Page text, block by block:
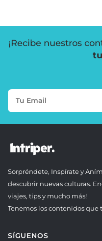
¡Recibe nuestros
Sorpréndete, Inspírate y
descubrir nuevas culturas.
viajes, tips y mucho más!
Tenemos los contenidos que
SÍGUENOS